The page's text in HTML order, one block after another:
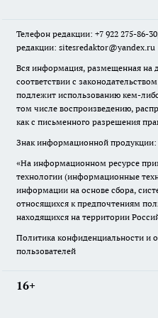
Телефон редакции: +7 922 275-86-
редакции: sitesredaktor@yandex.ru
Вся информация, размещенная на
соответствии с
подлежит использованию кем-
том числе воспроизведению,
как с письменного разрешения
Знак информационной продукции:
«На информационном ресурсе
технологии (информационные
информации на основе сбора,
относящихся к предпочтениям
находящихся на территории
Политика конфиденциальности и
пользователей
16+